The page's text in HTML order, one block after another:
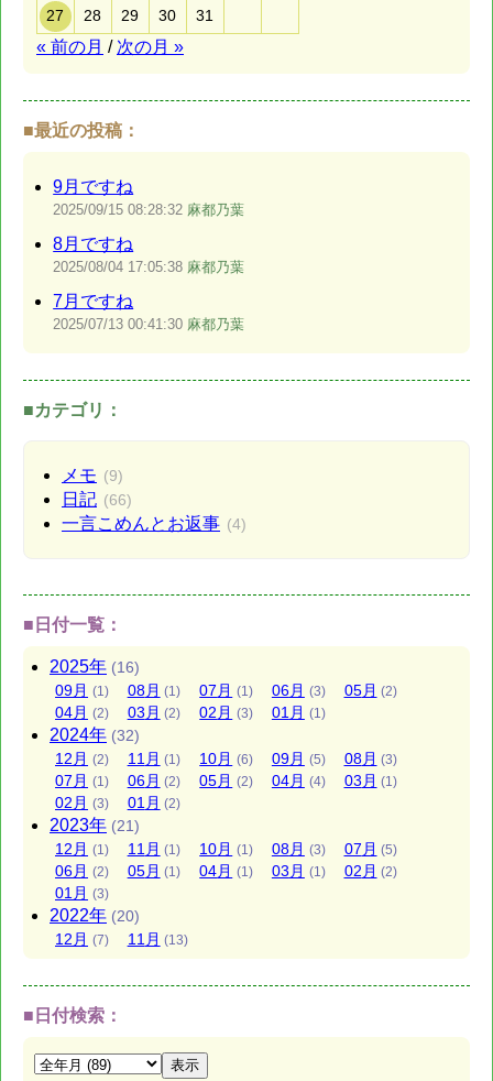
27 28 29 30 31
« 前の月 / 次の月 »
■最近の投稿：
9月ですね
2025/09/15 08:28:32 麻都乃葉
8月ですね
2025/08/04 17:05:38 麻都乃葉
7月ですね
2025/07/13 00:41:30 麻都乃葉
■カテゴリ：
メモ (9)
日記 (66)
一言こめんとお返事 (4)
■日付一覧：
2025年 (16)
09月 (1) 08月 (1) 07 月 (1) 06月 (3) 05月 (2)
04月 (2) 03 月 (2) 02 月 (3) 01 月 (1)
2024年 (32)
12 月 (2) 11 月 (1) 10月 (6) 09月 (5) 08月 (3)
07 月 (1) 06月 (2) 05月 (2) 04月 (4) 03 月 (1)
02 月 (3) 01 月 (2)
2023年 (21)
12 月 (1) 11 月 (1) 10月 (1) 08月 (3) 07 月 (5)
06月 (2) 05月 (1) 04月 (1) 03 月 (1) 02 月 (2)
01 月 (3)
2022年 (20)
12 月 (7) 11 月 (13)
■日付検索：